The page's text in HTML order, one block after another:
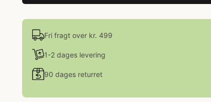
Fri fragt over kr. 499
1-2 dages levering
90 dages returret